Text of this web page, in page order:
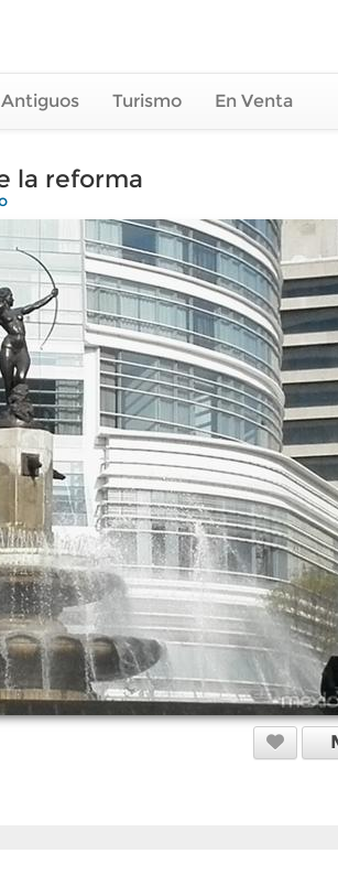
Turismo En Venta
la reforma